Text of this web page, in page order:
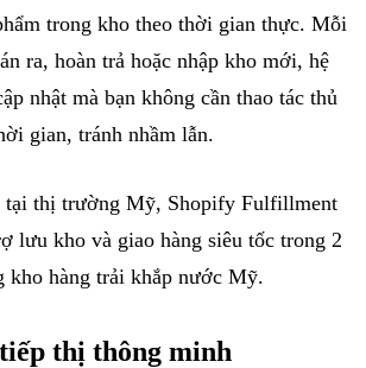
trong kho theo thời gian thực. Mỗi
ra, hoàn trả hoặc nhập kho mới, hệ
nhật mà bạn không cần thao tác thủ
gian, tránh nhầm lẫn.
tại thị trường Mỹ, Shopify Fulfillment
lưu kho và giao hàng siêu tốc trong 2
kho hàng trải khắp nước Mỹ.
thị thông minh